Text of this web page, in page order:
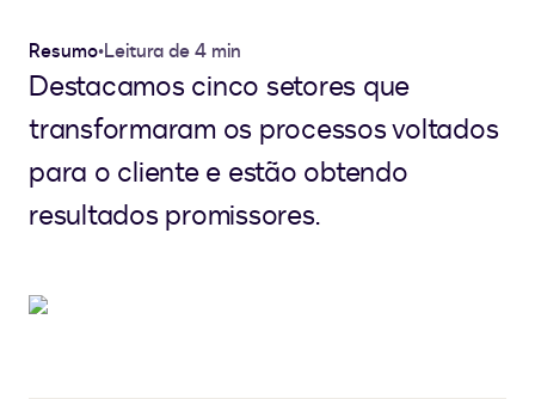
Resumo•Leitura de 4 min
Destacamos cinco setores que
transformaram os processos voltados
para o cliente e estão obtendo
resultados promissores.